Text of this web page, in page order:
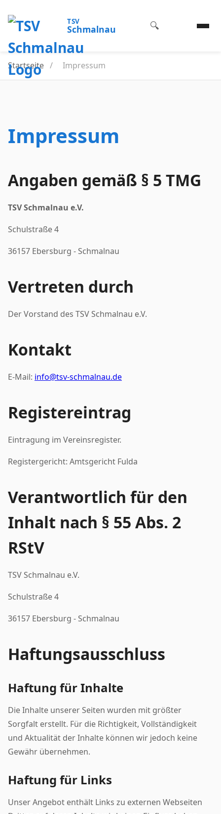
TSV
Schmalnau 🔍
Startseite / Impressum
Impressum
Angaben gemäß § 5 TMG
TSV Schmalnau e.V.
Schulstraße 4
36157 Ebersburg - Schmalnau
Vertreten durch
Der Vorstand des TSV Schmalnau e.V.
Kontakt
E-Mail: info@tsv-schmalnau.de
Registereintrag
Eintragung im Vereinsregister.
Registergericht: Amtsgericht Fulda
Verantwortlich für den
Inhalt nach § 55 Abs. 2
RStV
TSV Schmalnau e.V.
Schulstraße 4
36157 Ebersburg - Schmalnau
Haftungsausschluss
Haftung für Inhalte
Die Inhalte unserer Seiten wurden mit größter
Sorgfalt erstellt. Für die Richtigkeit, Vollständigkeit
und Aktualität der Inhalte können wir jedoch keine
Gewähr übernehmen.
Haftung für Links
Unser Angebot enthält Links zu externen Webseiten